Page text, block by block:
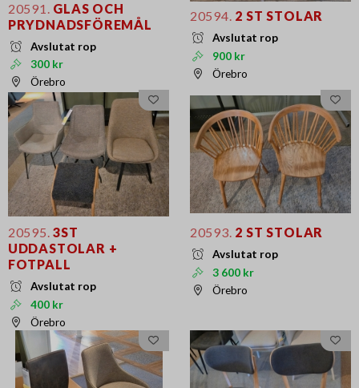
20591.
GLAS OCH
PRYDNADSFÖREMÅL
Avslutat rop
300 kr
Örebro
20594. 2 ST STOLAR
Avslutat rop
900 kr
Örebro
20595. 3ST
UDDASTOLAR +
FOTPALL
Avslutat rop
400 kr
Örebro
20593. 2 ST STOLAR
Avslutat rop
3 600 kr
Örebro